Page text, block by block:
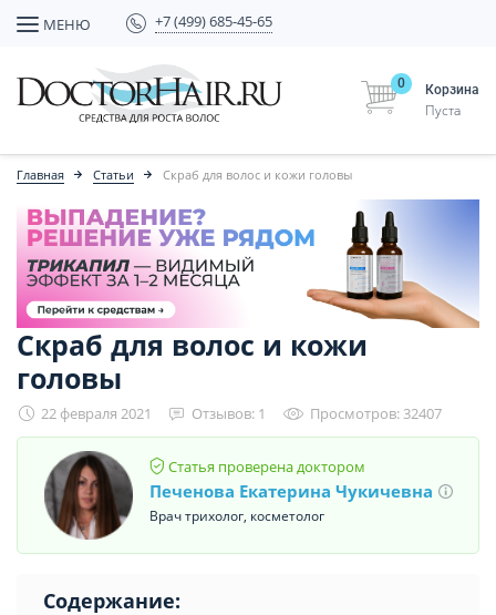
МЕНЮ +7 (499) 685-45-65
Корзина
0
Пуста
Главная Статьи Скраб для волос и кожи головы
Скраб для волос и кожи
головы
22 февраля 2021 Отзывов: 1 Просмотров: 32407
Статья проверена доктором
Печенова Екатерина Чукичевна
Врач трихолог, косметолог
Содержание: